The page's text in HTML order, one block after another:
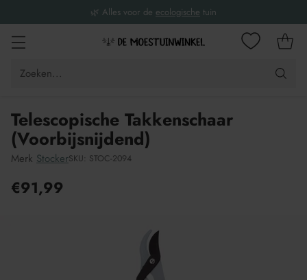
🌿 Alles voor de ecologische tuin
Zoeken...
Telescopische Takkenschaar
(Voorbijsnijdend)
Merk StockerSKU: STOC-2094
Adviesprijs
€91,99